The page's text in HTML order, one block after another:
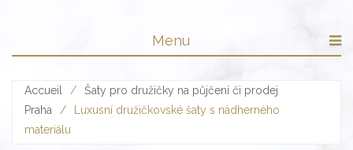
Menu
Accueil /
Šaty pro družičky na půjčení či prodej
Praha
/
Luxusní družičkovské šaty s nádherného
materiálu